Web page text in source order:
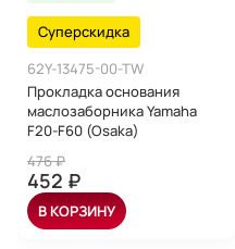
Суперскидка
62Y-13475-00-TW
Прокладка основания
маслозаборника Yamaha
F20-F60 (Osaka)
476 ₽
452 ₽
В КОРЗИНУ